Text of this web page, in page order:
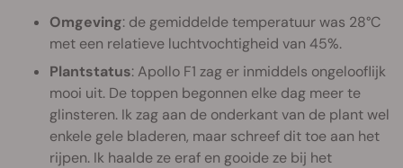
Omgeving: de gemiddelde temperatuur was 28°C
met een relatieve luchtvochtigheid van 45%.
Plantstatus: Apollo F1 zag er inmiddels ongelooflijk
mooi uit. De toppen begonnen elke dag meer te
glinsteren. Ik zag aan de onderkant van de plant wel
enkele gele bladeren, maar schreef dit toe aan het
rijpen. Ik haalde ze eraf en gooide ze bij het